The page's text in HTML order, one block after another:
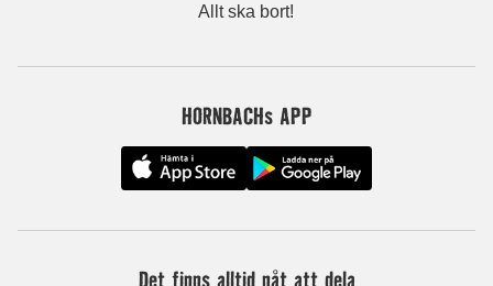
Allt ska bort!
HORNBACHs APP
Det finns alltid nåt att dela